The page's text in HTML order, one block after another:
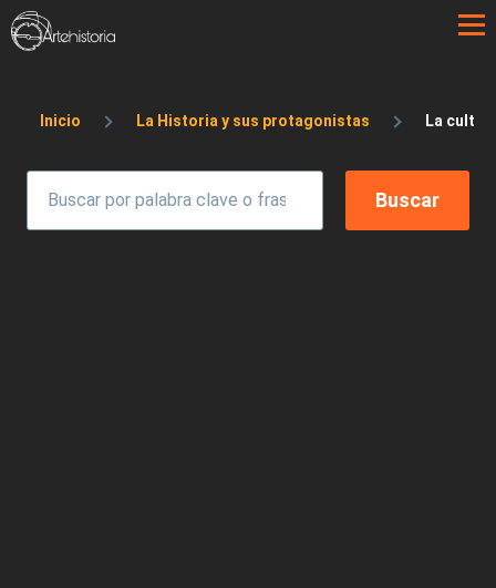
Pasar al contenido principal
Sobrescribir enlaces de ayuda a la
Inicio La Historia y sus protagonistas La